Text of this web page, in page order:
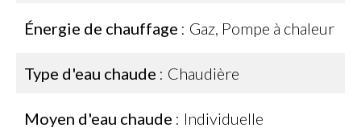
Énergie de chauffage Gaz, Pompe à chaleur
Type d'eau chaude Chaudière
Moyen d'eau chaude Individuelle